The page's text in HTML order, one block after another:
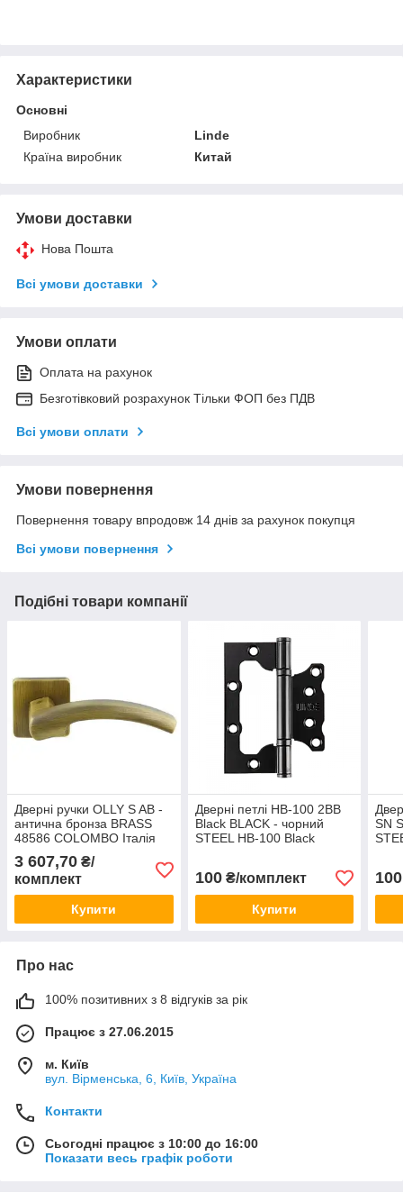
Характеристики
Основні
Виробник
Linde
Країна виробник
Китай
Умови доставки
Нова Пошта
Всі умови доставки
Умови оплати
Оплата на рахунок
Безготівковий розрахунок Тільки ФОП без ПДВ
Всі умови оплати
Умови повернення
Повернення товару впродовж 14 днів за рахунок покупця
Всі умови повернення
Подібні товари компанії
Дверні ручки OLLY S AB -
антична бронза BRASS
48586 COLOMBO Італія
3 607,70 ₴/
комплект
Купити
Дверні петлі HB-100 2BB
Black BLACK - чорний
STEEL HB-100 Black
100₴/комплект
Купити
SN
100
Про нас
100% позитивних з 8 відгуків за рік
Працює з 27.06.2015
м. Київ
вул. Вірменська, 6, Київ, Україна
Контакти
Сьогодні працює з 10:00 до 16:00
Показати весь графік роботи